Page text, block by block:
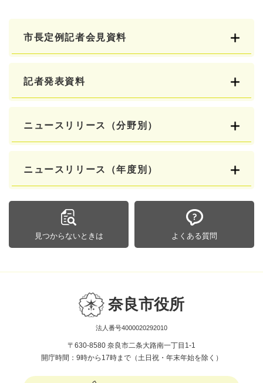
市長定例記者会見資料
記者発表資料
ニュースリリース（分野別）
ニュースリリース（年度別）
見つからないときは よくある質問
奈良市役所
法人番号4000020292010
〒630-8580 奈良市二条大路南一丁目1-1
開庁時間：9時から17時まで（土日祝・年末年始を除く）